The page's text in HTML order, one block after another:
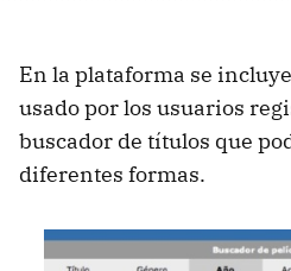
En la plataforma se
usado por los usuarios
buscador de títulos que
diferentes formas.